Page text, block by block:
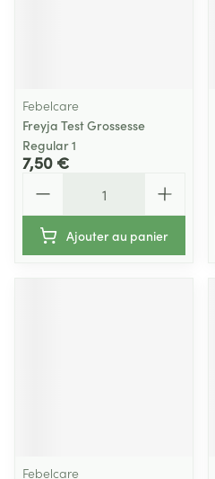
Febelcare
Freyja Test Grossesse
Regular 1
7,50 €
Ajouter au panier
Febelcare